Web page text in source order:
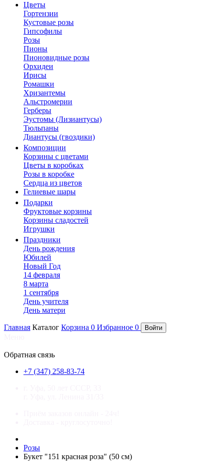
Цветы
Гортензии
Кустовые розы
Гипсофилы
Розы
Пионы
Пионовидные розы
Орхидеи
Ирисы
Ромашки
Хризантемы
Альстромерии
Герберы
Эустомы (Лизиантусы)
Тюльпаны
Диантусы (гвоздики)
Композиции
Корзины с цветами
Цветы в коробках
Розы в коробке
Сердца из цветов
Гелиевые шары
Подарки
Фруктовые корзины
Корзины сладостей
Игрушки
Праздники
День рождения
Юбилей
Новый Год
14 февраля
8 марта
1 сентября
День учителя
День матери
Главная Каталог Корзина 0 Избранное 0 Войти
Обратная связь
+7 (347) 258-83-74
Розы
Букет "151 красная роза" (50 см)